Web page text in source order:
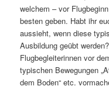
welchem – vor
besten geben. Habt ihr
aussieht, wenn diese
Ausbildung geübt
Flugbegleiterinnen vor
typischen Bewegungen
dem Boden“ etc.